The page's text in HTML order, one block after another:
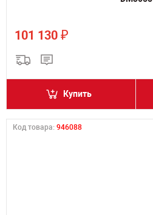
101 130 ₽
Купить
Код товара: 946088